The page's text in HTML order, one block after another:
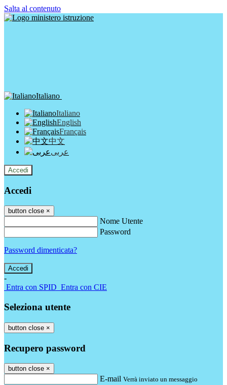
Salta al contenuto
Italiano
Italiano
English
Français
中文
عربى
Accedi
Accedi
button close ×
Nome Utente
Password
Password dimenticata?
-
Entra con SPID Entra con CIE
Seleziona utente
button close ×
Recupero password
button close ×
E-mail Verrà inviato un messaggio